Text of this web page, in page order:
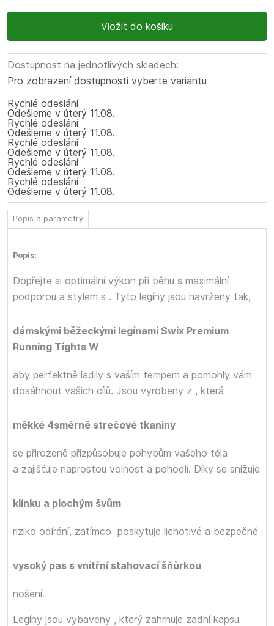
Dostupnost na jednotlivých skladech:
Pro zobrazení dostupnosti vyberte variantu
Rychlé odeslání
Odešleme v úterý 11.08.
Rychlé odeslání
Odešleme v úterý 11.08.
Rychlé odeslání
Odešleme v úterý 11.08.
Rychlé odeslání
Odešleme v úterý 11.08.
Rychlé odeslání
Odešleme v úterý 11.08.
Popis a parametry
Popis:
Dopřejte si optimální výkon při běhu s maximální
podporou a stylem s
dámskými běžeckými legínami Swix Premium
Running Tights W
. Tyto legíny jsou navrženy tak,
aby perfektně ladily s vaším tempem a pomohly vám
dosáhnout vašich cílů. Jsou vyrobeny z
měkké 4směrně strečové tkaniny
, která
se přirozeně přizpůsobuje pohybům vašeho těla
a zajišťuje naprostou volnost a pohodlí. Díky
klínku a plochým švům
se snižuje
riziko odírání, zatímco
vysoký pas s vnitřní stahovací šňůrkou
poskytuje lichotivé a bezpečné
nošení.
Legíny jsou vybaveny , který zahrnuje zadní kapsu